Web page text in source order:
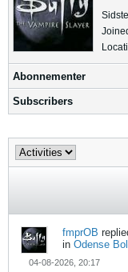
Abonnementer
Subscribers
fmprOB
in Odense
04-08-2026, 20:17